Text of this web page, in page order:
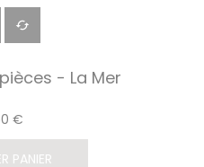

- La Mer
€
PANIER